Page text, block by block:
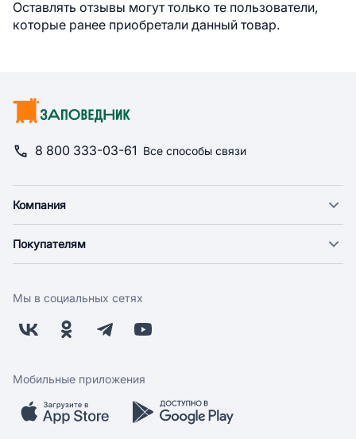
Оставлять отзывы могут только те пользователи,
которые ранее приобретали данный товар.
8 800 333-03-61 Все способы связи
Компания
Новости
Поставщикам
Заводчикам
Обратная связь
Покупателям
Оплата
Бонусная программа
Скидки и акции
Мобильное приложение
Мы в социальных сетях
Мобильные приложения